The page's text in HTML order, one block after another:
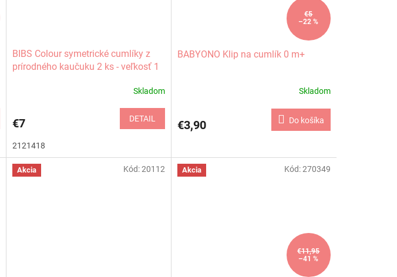
BIBS Colour symetrické cumlíky z
prírodného kaučuku 2 ks - veľkosť 1
Skladom
€7 DETAIL
2121418
€5
–22 %
BABYONO Klip na cumlík 0 m+
Skladom
€3,90 Do košíka
Akcia Kód:20112 Akcia
€11,95
–41 %
Kód:270349